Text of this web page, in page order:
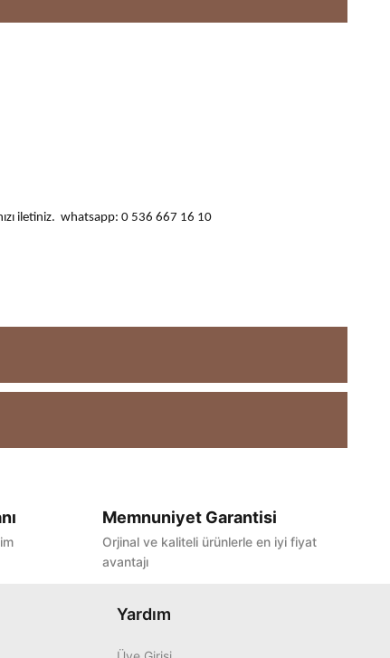
iletiniz. whatsapp: 0 536 667 16 10
Memnuniyet Garantisi
Orjinal ve kaliteli ürünlerle en iyi fiyat
avantajı
Yardım